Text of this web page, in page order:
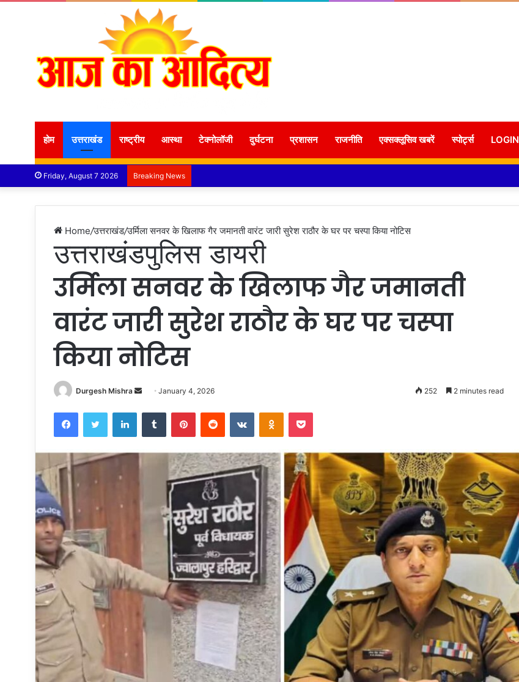
होम उत्तराखंड राष्ट्रीय आस्था टेक्नोलॉजी दुर्घटना प्रशासन राजनीति एक्सक्लूसिव खबरें स्पोर्ट्स LOGIN
Friday, August 7 2026 Breaking News
Home/उत्तराखंड/उर्मिला सनवर के खिलाफ गैर जमानती वारंट जारी सुरेश राठौर के घर पर चस्पा किया नोटिस
उत्तराखंडपुलिस डायरी
उर्मिला सनवर के खिलाफ गैर जमानती
वारंट जारी सुरेश राठौर के घर पर चस्पा
किया नोटिस
Durgesh Mishra
Send
email
January 4, 2026 252 2 minutes read
FacebookTwitterLinkedInTumblrPinterestRedditVKontakteOdnoklassniki
Pocket